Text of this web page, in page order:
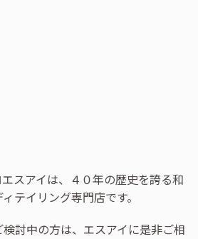
スアイは、４０年の歴史を誇る和
テイリング専門店です。
討中の方は、エスアイに是非ご相